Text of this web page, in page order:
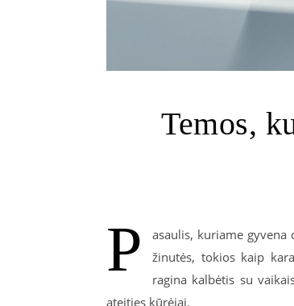
Temos,
P
asaulis, kuriame
žinutės, tokios kaip
ragina kalbėtis su
ateities kūrėjai.